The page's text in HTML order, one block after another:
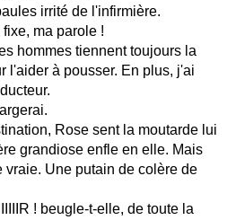
irrité de l'infirmière.
ma parole !
hommes tiennent toujours la
l'aider à pousser. En plus, j'ai
Rose sent la moutarde lui
grandiose enfle en elle. Mais
vraie. Une putain de colère de
! beugle-t-elle, de toute la